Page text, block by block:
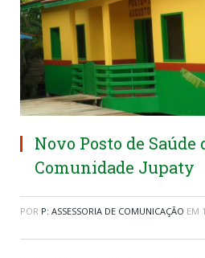
Novo Posto de Saúde
Comunidade Jupaty
POR P: ASSESSORIA DE COMUNICAÇÃO EM